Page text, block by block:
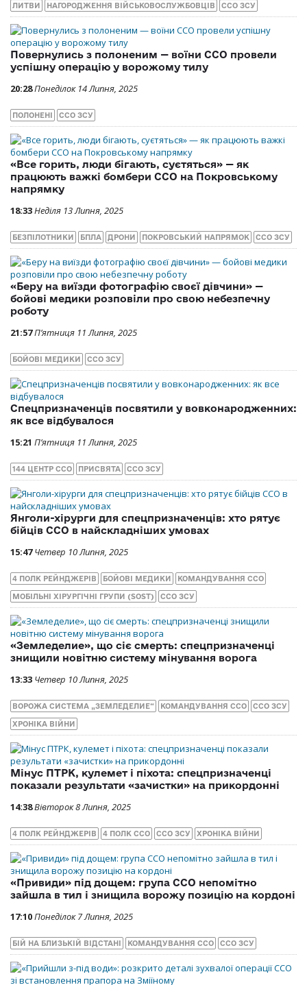
ЛИТВИ НАГОРОДЖЕННЯ ВІЙСЬКОВОСЛУЖБОВЦІВ ССО ЗСУ
Повернулись з полоненим — воїни ССО провели
успішну операцію у ворожому тилу
20:28Понеділок 14 Липня, 2025
ПОЛОНЕНІ ССО ЗСУ
«Все горить, люди бігають, суєтяться» — як
працюють важкі бомбери ССО на Покровському
напрямку
18:33Неділя 13 Липня, 2025
БЕЗПІЛОТНИКИ БПЛА ДРОНИ ПОКРОВСЬКИЙ НАПРЯМОК ССО ЗСУ
«Беру на виїзди фотографію своєї дівчини» —
бойові медики розповіли про свою небезпечну
роботу
21:57П’ятниця 11 Липня, 2025
БОЙОВІ МЕДИКИ ССО ЗСУ
Спецпризначенців посвятили у вовконародженних:
як все відбувалося
15:21 П’ятниця 11 Липня, 2025
144 ЦЕНТР ССО ПРИСВЯТА ССО ЗСУ
Янголи-хірурги для спецпризначенців: хто рятує
бійців ССО в найскладніших умовах
15:47 Четвер 10 Липня, 2025
4 ПОЛК РЕЙНДЖЕРІВ БОЙОВІ МЕДИКИ КОМАНДУВАННЯ ССО
МОБІЛЬНІ ХІРУРГІЧНІ ГРУПИ (SOST) ССО ЗСУ
«Земледелие», що сіє смерть: спецпризначенці
знищили новітню систему мінування ворога
13:33 Четвер 10 Липня, 2025
ВОРОЖА СИСТЕМА „ЗЕМЛЕДЕЛИЕ“ КОМАНДУВАННЯ ССО ССО ЗСУ
ХРОНІКА ВІЙНИ
Мінус ПТРК, кулемет і піхота: спецпризначенці
показали результати «зачистки» на прикордонні
14:38Вівторок 8 Липня, 2025
4 ПОЛК РЕЙНДЖЕРІВ 4 ПОЛК ССО ССО ЗСУ ХРОНІКА ВІЙНИ
«Привиди» під дощем: група ССО непомітно
зайшла в тил і знищила ворожу позицію на кордоні
17:10Понеділок 7 Липня, 2025
БІЙ НА БЛИЗЬКІЙ ВІДСТАНІ КОМАНДУВАННЯ ССО ССО ЗСУ